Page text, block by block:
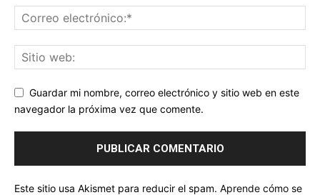
Guardar mi nombre, correo electrónico y sitio web en este
navegador la próxima vez que comente.
Este sitio usa Akismet para reducir el spam. Aprende cómo se